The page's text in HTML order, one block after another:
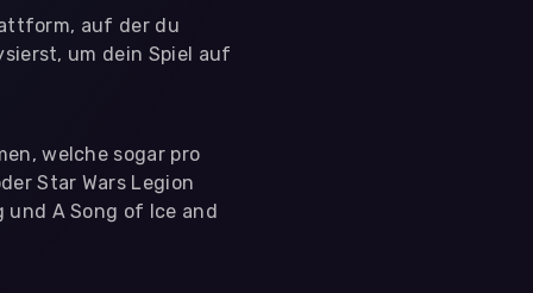
auf der du
um dein Spiel auf
welche sogar pro
Star Wars Legion
und A Song of Ice and